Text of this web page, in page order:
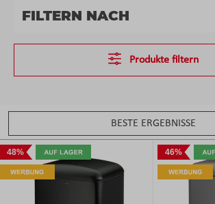
FILTERN NACH
Produkte filtern
48% 46%